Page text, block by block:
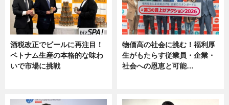
酒税改正でビールに再注目！
ベトナム生産の本格的な味わ
いで市場に挑戦
物価高の社会に挑む！福利厚
生がもたらす従業員・企業・
社会への恩恵と可能…